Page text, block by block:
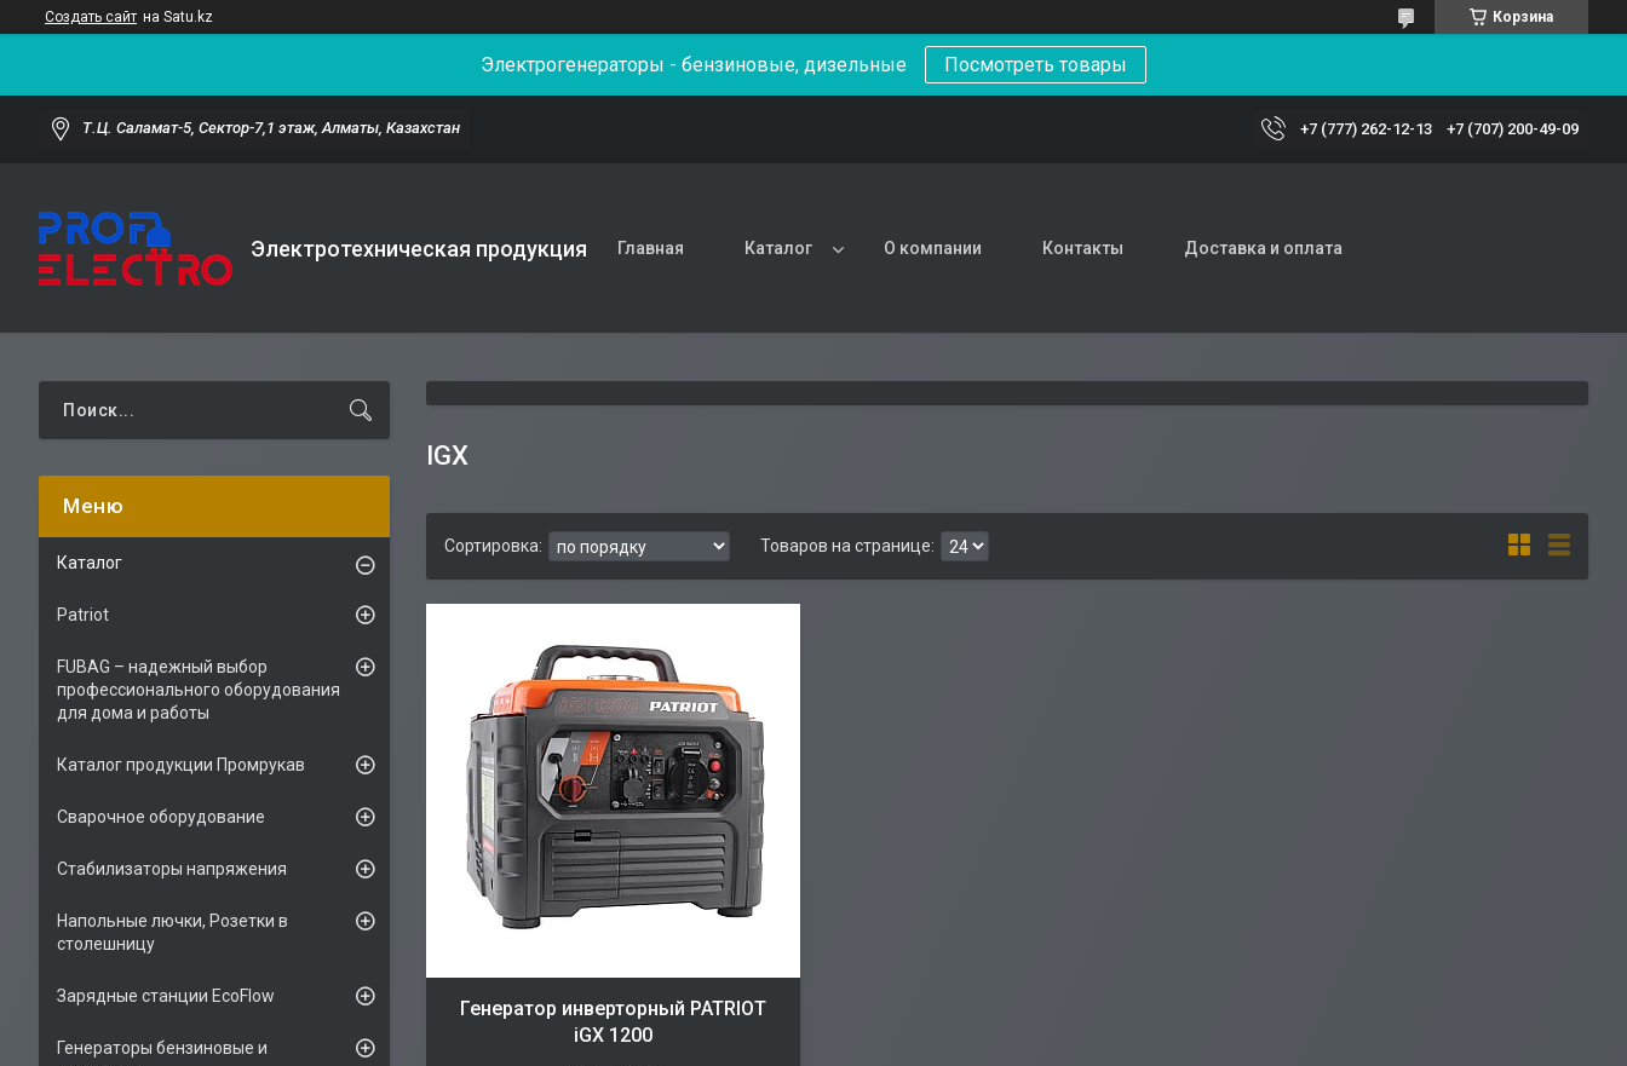
Создать сайт на Satu.kz Корзина
Электрогенераторы - бензиновые, дизельные Посмотреть товары
Т.Ц. Саламат-5, Cектор-7,1 этаж, Алматы, Казахстан +7 (777) 262-12-13 +7 (707) 200-49-09
Электротехническая продукция Главная Каталог О компании Контакты Доставка и оплата
IGX
Генератор инверторный PATRIOT
iGX 1200
Каталог
Patriot
FUBAG – надежный выбор
профессионального оборудования
для дома и работы
Каталог продукции Промрукав
Сварочное оборудование
Стабилизаторы напряжения
Напольные лючки, Розетки в
столешницу
Зарядные станции EcoFlow
Генераторы бензиновые и